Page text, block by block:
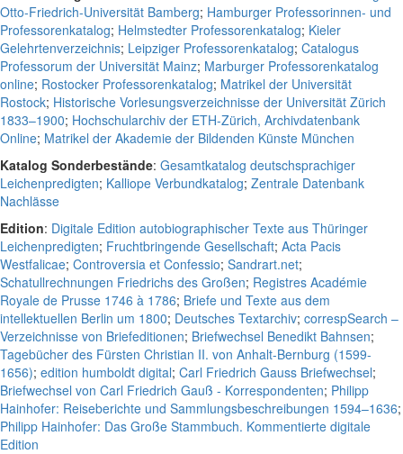
Otto-Friedrich-Universität Bamberg; Hamburger Professorinnen- und
Professorenkatalog; Helmstedter Professorenkatalog; Kieler
Gelehrtenverzeichnis; Leipziger Professorenkatalog; Catalogus
Professorum der Universität Mainz; Marburger Professorenkatalog
online; Rostocker Professorenkatalog; Matrikel der Universität
Rostock; Historische Vorlesungsverzeichnisse der Universität Zürich
1833–1900; Hochschularchiv der ETH-Zürich, Archivdatenbank
Online; Matrikel der Akademie der Bildenden Künste München
Katalog Sonderbestände: Gesamtkatalog deutschsprachiger
Leichenpredigten; Kalliope Verbundkatalog; Zentrale Datenbank
Nachlässe
Edition: Digitale Edition autobiographischer Texte aus Thüringer
Leichenpredigten; Fruchtbringende Gesellschaft; Acta Pacis
Westfalicae; Controversia et Confessio; Sandrart.net;
Schatullrechnungen Friedrichs des Großen; Registres Académie
Royale de Prusse 1746 à 1786; Briefe und Texte aus dem
intellektuellen Berlin um 1800; Deutsches Textarchiv; correspSearch –
Verzeichnisse von Briefeditionen; Briefwechsel Benedikt Bahnsen;
Tagebücher des Fürsten Christian II. von Anhalt-Bernburg (1599-
1656); edition humboldt digital; Carl Friedrich Gauss Briefwechsel;
Briefwechsel von Carl Friedrich Gauß - Korrespondenten; Philipp
Hainhofer: Reiseberichte und Sammlungsbeschreibungen 1594–1636;
Philipp Hainhofer: Das Große Stammbuch. Kommentierte digitale
Edition